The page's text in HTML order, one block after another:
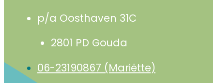
p/a Oosthaven 31C
2801 PD Gouda
06-23190867 (Mariëtte)